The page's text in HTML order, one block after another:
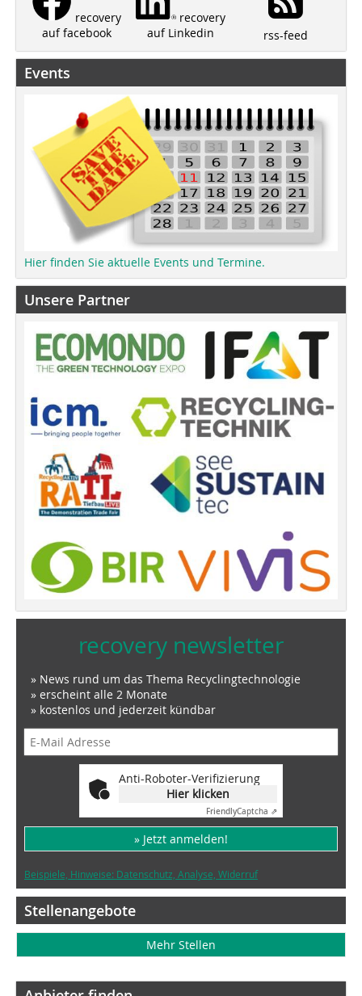
recovery
auf facebook
recovery
auf Linkedin
rss-feed
Events
Hier finden Sie aktuelle Events und Termine.
Unsere Partner
recovery newsletter
» News rund um das Thema Recyclingtechnologie
» erscheint alle 2 Monate
» kostenlos und jederzeit kündbar
Anti-Roboter-Verifizierung
Hier klicken
FriendlyCaptcha ⇗
» Jetzt anmelden!
Beispiele, Hinweise: Datenschutz, Analyse, Widerruf
Stellenangebote
Mehr Stellen